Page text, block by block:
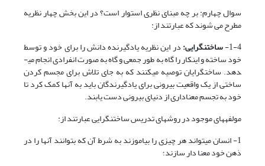
سوال چهارم: بر چه مبنای نظری استوار است؟ در این بخش چهار نظریه
مطرح می شوند که عبارتند از:
1-4- ساختن­گرایی:در این نظریه یادگیرنده دانش را برای خود و توسط
خود ساخته و اینکار را گاه به طور جمعی و گاه به صورت انفرادی انجام می­
دهد. ساخت­گرایان توصیه می­کنند که به جای تلاش برای مجسم کردن
ساختی از یک واقعیت بیرونی برای یادگیرندگان باید به آن­ها کمک کرد تا
خود به تجسم معناداری از دنیای بیرونی دست یابند.
مولفه­های موجود در روش­های تدریس ساختن­گرایی عبارتند از:
1- انسان می­تواند هر چیزی را بیاموزند به شرط آن که بتوانند آن­ها را در
ذهن خود معنا دار سازند؛